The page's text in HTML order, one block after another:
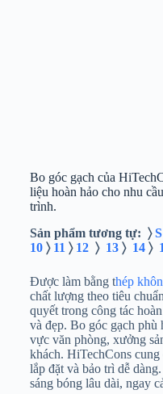
Bo góc gạch của
liệu hoàn hảo cho nhu
trình.
Sản phẩm tương tự: 〉S
10〉11 〉 12 〉13〉 14〉
Được làm bằng thép
chất lượng theo tiêu
quyết trong công tác
và đẹp. Bo góc gạch
vực văn phòng, xưởng
khách. HiTechCons
lắp đặt và bảo trì dễ
sáng bóng lâu dài, ngay